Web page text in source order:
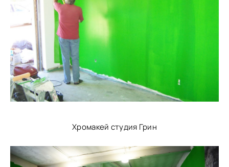
Хромакей студия Грин